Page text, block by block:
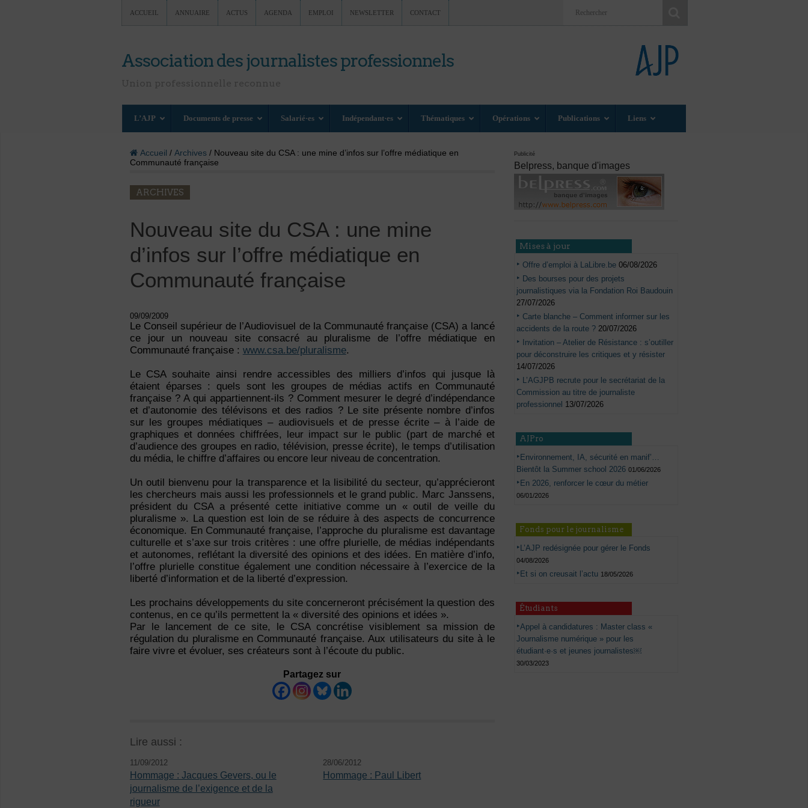
ACCUEIL ANNUAIRE ACTUS AGENDA EMPLOI NEWSLETTER CONTACT
Association des journalistes professionnels
L’AJP Documents de presse Salarié·es Indépendant·es Thématiques Opérations Publications Liens
Accueil / Archives/ Nouveau site du CSA : une mine d’infos sur l’offre médiatique en
Communauté française
ARCHIVES
Nouveau site du CSA : une mine
d’infos sur l’offre médiatique en
Communauté française
09/09/2009
Le Conseil supérieur de l’Audiovisuel de la Communauté française (CSA) a lancé
ce jour un nouveau site consacré au pluralisme de l’offre médiatique en
Communauté française : www.csa.be/pluralisme.
Le CSA souhaite ainsi rendre accessibles des milliers d’infos qui jusque là
étaient éparses : quels sont les groupes de médias actifs en Communauté
française ? A qui appartiennent-ils ? Comment mesurer le degré d’indépendance
et d’autonomie des télévisons et des radios ? Le site présente nombre d’infos
sur les groupes médiatiques – audiovisuels et de presse écrite – à l’aide de
graphiques et données chiffrées, leur impact sur le public (part de marché et
d’audience des groupes en radio, télévision, presse écrite), le temps d’utilisation
du média, le chiffre d’affaires ou encore leur niveau de concentration.
Un outil bienvenu pour la transparence et la lisibilité du secteur, qu’apprécieront
les chercheurs mais aussi les professionnels et le grand public. Marc Janssens,
président du CSA a présenté cette initiative comme un « outil de veille du
pluralisme ». La question est loin de se réduire à des aspects de concurrence
économique. En Communauté française, l’approche du pluralisme est davantage
culturelle et s’axe sur trois critères : une offre plurielle, de médias indépendants
et autonomes, reflétant la diversité des opinions et des idées. En matière d’info,
l’offre plurielle constitue également une condition nécessaire à l’exercice de la
liberté d’information et de la liberté d’expression.
Les prochains développements du site concerneront précisément la question des
contenus, en ce qu’ils permettent la « diversité des opinions et idées ».
Par le lancement de ce site, le CSA concrétise visiblement sa mission de
régulation du pluralisme en Communauté française. Aux utilisateurs du site à le
faire vivre et évoluer, ses créateurs sont à l’écoute du public.
Partagez sur
Lire aussi :
11/09/2012
Hommage : Jacques Gevers, ou le
journalisme de l’exigence et de la
rigueur
28/06/2012
Hommage : Paul Libert
Publicité
Belpress, banque d'images
Mises à jour
Offre d’emploi à LaLibre.be 06/08/2026
Des bourses pour des projets
journalistiques via la Fondation Roi Baudouin
27/07/2026
Carte blanche – Comment informer sur les
accidents de la route ? 20/07/2026
Invitation – Atelier de Résistance : s’outiller
pour déconstruire les critiques et y résister
14/07/2026
L’AGJPB recrute pour le secrétariat de la
Commission au titre de journaliste
professionnel 13/07/2026
AJPro
Environnement, IA, sécurité en manif’…
Bientôt la Summer school 2026 01/06/2026
En 2026, renforcer le cœur du métier
06/01/2026
Fonds pour le journalisme
L’AJP redésignée pour gérer le Fonds
04/08/2026
Et si on creusait l’actu 18/05/2026
Étudiants
Appel à candidatures : Master class «
Journalisme numérique » pour les
étudiant·e·s et jeunes journalistes￼
30/03/2023